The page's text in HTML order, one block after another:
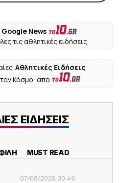
Google News
τις αθλητικές ειδήσεις
Αθλητικές Ειδήσεις
Κόσμο, από
ΕΙΔΗΣΕΙΣ
MUST READ
07/08/2026 00:49